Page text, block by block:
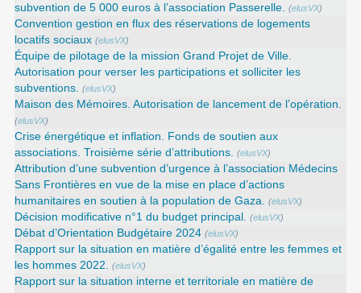
subvention de 5 000 euros à l’association Passerelle.
(elusVX)
Convention gestion en flux des réservations de logements
locatifs sociaux (elusVX)
Équipe de pilotage de la mission Grand Projet de Ville.
Autorisation pour verser les participations et solliciter les
subventions.
(elusVX)
Maison des Mémoires. Autorisation de lancement de l’opération.
(elusVX)
Crise énergétique et inflation. Fonds de soutien aux
associations. Troisième série d’attributions.
(elusVX)
Attribution d’une subvention d’urgence à l’association Médecins
Sans Frontières en vue de la mise en place d’actions
humanitaires en soutien à la population de Gaza.
(elusVX)
Décision modificative n°1 du budget principal. (elusVX)
Débat d’Orientation Budgétaire 2024 (elusVX)
Rapport sur la situation en matière d’égalité entre les femmes et
les hommes 2022.
(elusVX)
Rapport sur la situation interne et territoriale en matière de